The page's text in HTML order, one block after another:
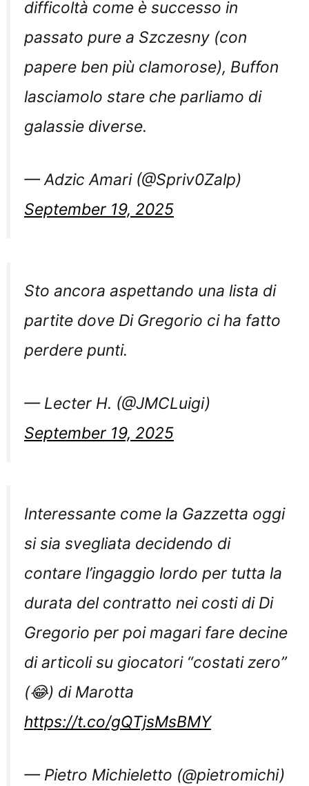
difficoltà come è successo in
passato pure a Szczesny (con
papere ben più clamorose), Buffon
lasciamolo stare che parliamo di
galassie diverse.
— Adzic Amari (@Spriv0Zalp)
September 19, 2025
Sto ancora aspettando una lista di
partite dove Di Gregorio ci ha fatto
perdere punti.
— Lecter H. (@JMCLuigi)
September 19, 2025
Interessante come la Gazzetta oggi
si sia svegliata decidendo di
contare l’ingaggio lordo per tutta la
durata del contratto nei costi di Di
Gregorio per poi magari fare decine
di articoli su giocatori “costati zero”
(😂) di Marotta
https://t.co/gQTjsMsBMY
— Pietro Michieletto (@pietromichi)